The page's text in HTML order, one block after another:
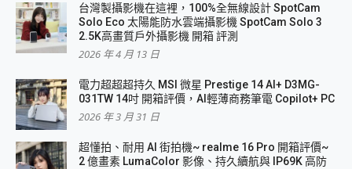
台灣製攝影機在這裡，100%全無線設計 SpotCam
Solo Eco 太陽能防水雲端攝影機 SpotCam Solo 3
2.5K高畫質戶外攝影機 開箱 評測
2026 年 4 月 13 日
電力超超超持久 MSI 微星 Prestige 14 AI+ D3MG-
031TW 14吋 開箱評價，AI輕薄商務筆電 Copilot+ PC
2026 年 3 月 31 日
超懂拍、耐用 AI 街拍機~ realme 16 Pro 開箱評價~
2 億畫素 LumaColor 影像、持久續航與 IP69K 高防